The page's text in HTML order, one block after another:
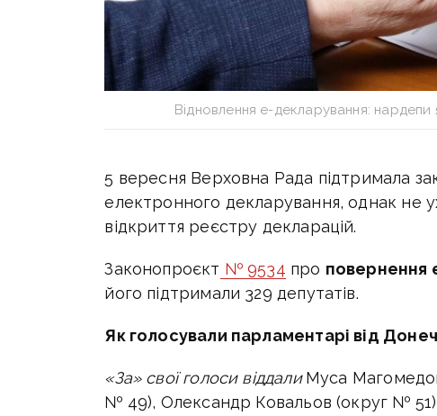
Відновлення е-декларування:
5 вересня Верховна Рада підтримала
електронного декларування, однак не
відкриття реєстру декларацій.
Законопроєкт № 9534 про повернення
його підтримали 329 депутатів.
Як голосували парламентарі від
«За» свої голоси віддали Муса
№ 49), Олександр Ковальов (округ №